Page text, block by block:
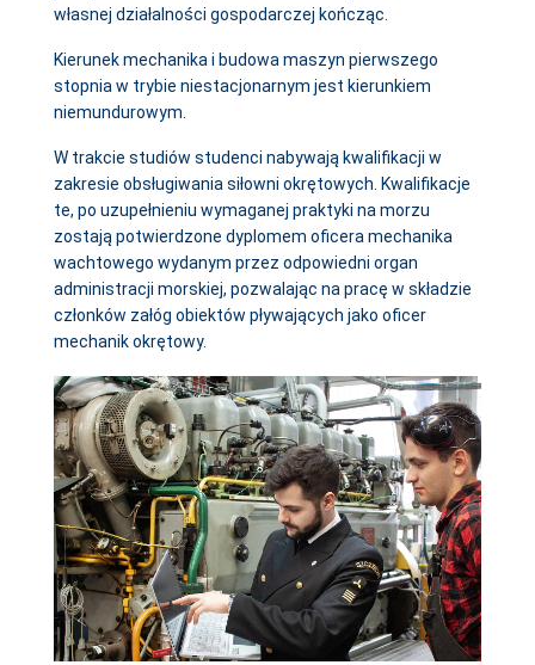
własnej działalności gospodarczej kończąc.
Kierunek mechanika i budowa maszyn pierwszego
stopnia w trybie niestacjonarnym jest kierunkiem
niemundurowym.
W trakcie studiów studenci nabywają kwalifikacji w
zakresie obsługiwania siłowni okrętowych. Kwalifikacje
te, po uzupełnieniu wymaganej praktyki na morzu
zostają potwierdzone dyplomem oficera mechanika
wachtowego wydanym przez odpowiedni organ
administracji morskiej, pozwalając na pracę w składzie
członków załóg obiektów pływających jako oficer
mechanik okrętowy.